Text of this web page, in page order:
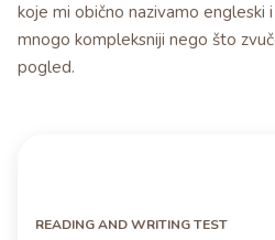
koje mi obično nazivamo engleski
mnogo kompleksniji nego što
pogled.
WRITING
TEST